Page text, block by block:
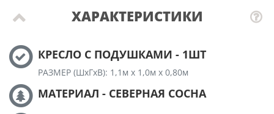
ХАРАКТЕРИСТИКИ
КРЕСЛО С ПОДУШКАМИ - 1ШТ
РАЗМЕР (ШхГхВ): 1,1м х 1,0м х 0,80м
МАТЕРИАЛ - СЕВЕРНАЯ СОСНА